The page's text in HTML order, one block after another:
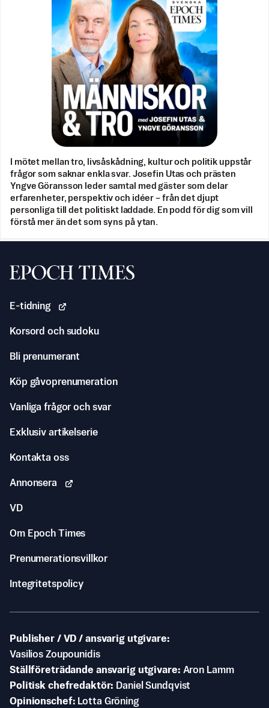
I mötet mellan tro, livsåskådning, kultur och politik uppstår
frågor som saknar enkla svar. Josefin Utas och prästen
Yngve Göransson leder samtal med gäster som delar
erfarenheter, perspektiv och idéer – från det djupt
personliga till det politiskt laddade. En podd för dig som vill
förstå mer än det som syns på ytan.
Svenska Epoch Times
E-tidning
Korsord och sudoku
Bli prenumerant
Köp gåvoprenumeration
Vanliga frågor och svar
Exklusiv artikelserie
Kontakta oss
Annonsera
VD
Om Epoch Times
Prenumerationsvillkor
Integritetspolicy
Publisher / VD / ansvarig utgivare
Vasilios Zoupounidis
Ställföreträdande ansvarig utgivare Aron Lamm
Politisk chefredaktör
Daniel Sundqvist
Opinionschef
Lotta Gröning